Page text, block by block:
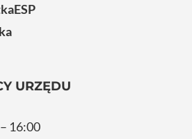
URZĘDU
16:00